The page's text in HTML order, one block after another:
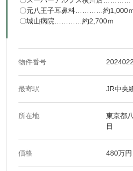
〇元八王子耳鼻科…………約1,000
〇城山病院…………約2,700ｍ
物件番号
最寄駅 JR中央
所在地
東京都
目
価格 480万円